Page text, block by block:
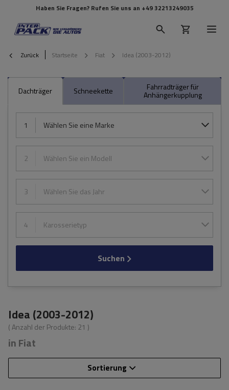
Haben Sie Fragen? Rufen Sie uns an +49 32213249035
Zurück Startseite Fiat Idea (2003-2012)
Dachträger Schneekette Fahrradträger für
Anhängerkupplung
1 Wählen Sie eine Marke
2 Wählen Sie ein Modell
3 Wählen Sie das Jahr
4 Karosserietyp
Suchen
Idea (2003-2012)
( Anzahl der Produkte: 21 )
in Fiat
Sortierung